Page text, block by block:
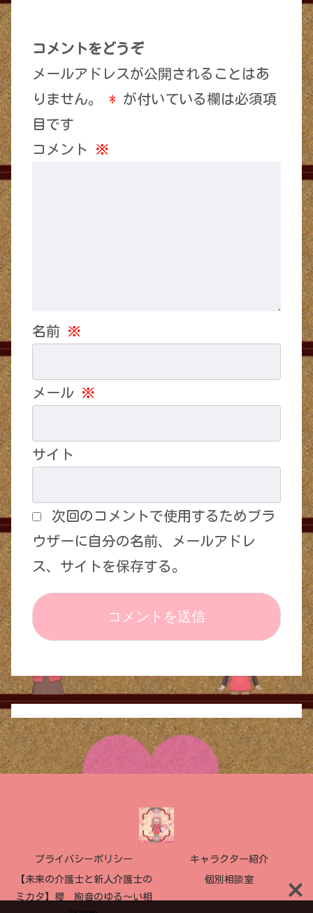
コメントをどうぞ
メールアドレスが公開されることはあ
りません。
* が付いている欄は必須項
目です
コメント ※
名前 ※
メール ※
サイト
次回のコメントで使用するためブラ
ウザーに自分の名前、メールアドレ
ス、サイトを保存する。
プライバシーポリシー キャラクター紹介
【未来の介護士と新人介護士の
ミカタ】櫻 絢音のゆる〜い相
個別相談室